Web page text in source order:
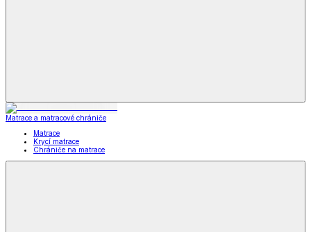
Matrace a matracové chrániče
Matrace
Krycí matrace
Chrániče na matrace